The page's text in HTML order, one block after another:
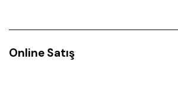
Online Satış